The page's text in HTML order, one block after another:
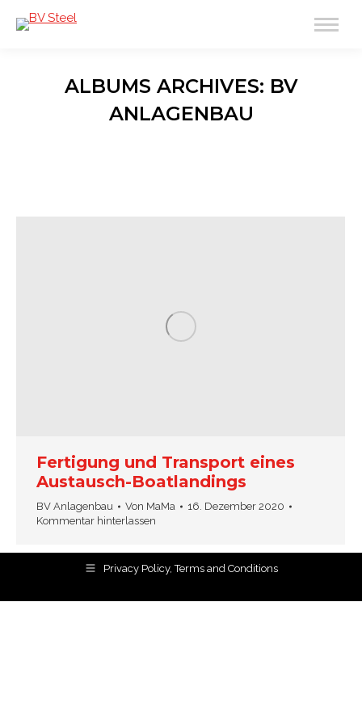
ALBUMS ARCHIVES: BV
ANLAGENBAU
Fertigung und Transport eines
Austausch-Boatlandings
BV Anlagenbau Von MaMa
16. Dezember 2020
Kommentar hinterlassen
Privacy Policy, Terms and Conditions